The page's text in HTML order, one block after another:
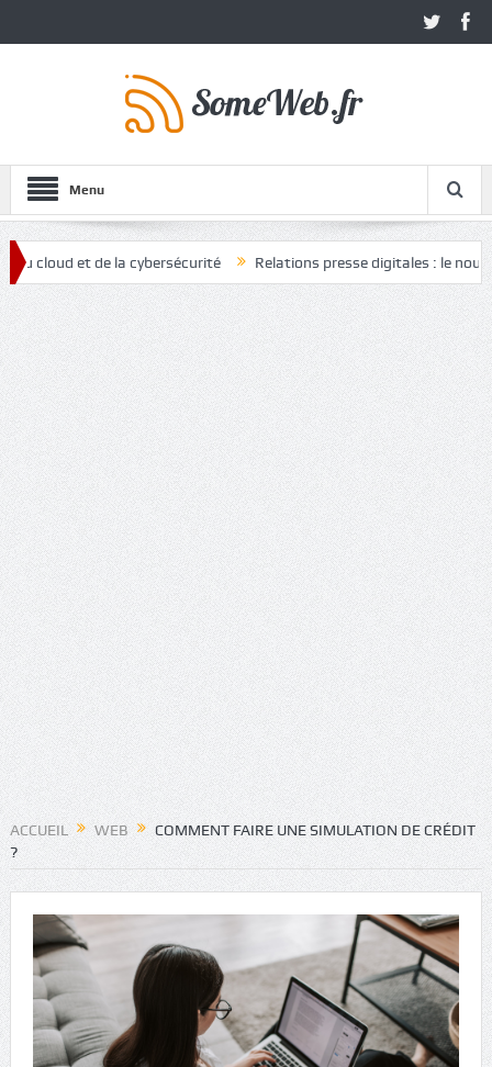
Menu
et de la cybersécurité Relations presse digitales : le nouvel atout
ACCUEIL WEB
COMMENT FAIRE UNE SIMULATION DE CRÉDIT
?